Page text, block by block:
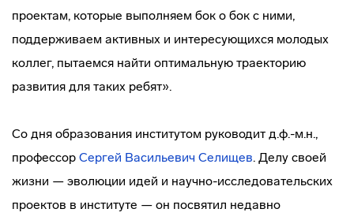
проектам, которые выполняем бок о бок с ними,
поддерживаем активных и интересующихся молодых
коллег, пытаемся найти оптимальную траекторию
развития для таких ребят».
Со дня образования институтом руководит д.ф.-м.н.,
профессор Сергей Васильевич Селищев. Делу своей
жизни — эволюции идей и научно-исследовательских
проектов в институте — он посвятил недавно